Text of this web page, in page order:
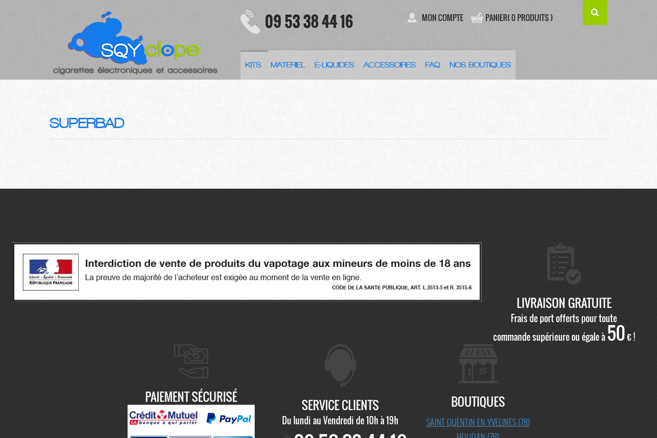
09 53 38 44 16 MON COMPTE PANIER( 0 PRODUITS )
KITS MATERIEL E-LIQUIDES ACCESSOIRES FAQ NOS BOUTIQUES
SUPERBAD
LIVRAISON GRATUITE
Frais de port offerts pour toute
commande supérieure ou égale à50€ !
PAIEMENT SÉCURISÉ SERVICE CLIENTS
Du lundi au Vendredi de 10h à 19h
BOUTIQUES
SAINT QUENTIN EN YVELINES (78)